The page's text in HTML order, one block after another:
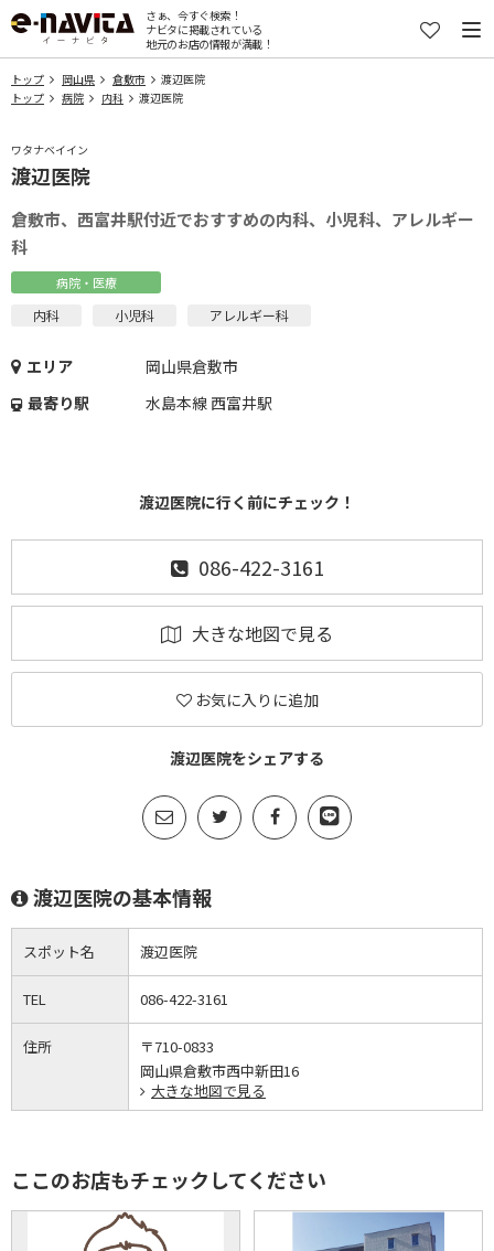
さぁ、今すぐ検索！
ナビタに掲載されている
地元のお店の情報が満載！
トップ 岡山県 倉敷市
渡辺医院
トップ
病院 内科 渡辺医院
ワタナベイイン
渡辺医院
倉敷市、西富井駅付近でおすすめの内科、小児科、アレルギー
科
病院・医療
内科 小児科 アレルギー科
エリア
岡山県倉敷市
最寄り駅
水島本線 西富井駅
渡辺医院に行く前にチェック！
086-422-3161
大きな地図で見る
お気に入りに追加
渡辺医院をシェアする
渡辺医院の基本情報
スポット名 渡辺医院
TEL 086-422-3161
住所
〒710-0833
岡山県倉敷市西中新田16
大きな地図で見る
ここのお店もチェックしてください